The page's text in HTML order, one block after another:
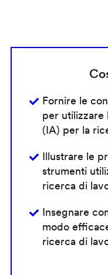
Fornire le
per utilizzare
(IA) per la
Illustrare le
strumenti
ricerca di
Insegnare
modo
ricerca di